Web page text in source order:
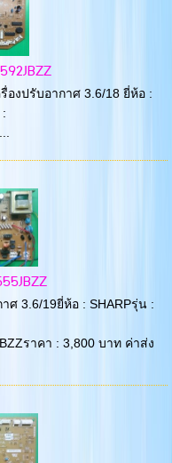
องปรับอากาศ 3.6/18 ยี่ห้อ :
ศ 3.6/19ยี่ห้อ : SHARPรุ่น :
ราคา : 3,800 บาท ค่าส่ง